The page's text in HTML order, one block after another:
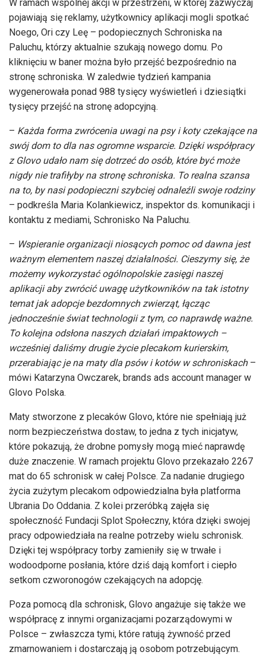
W ramach wspólnej akcji w przestrzeni, w której zazwyczaj
pojawiają się reklamy, użytkownicy aplikacji mogli spotkać
Noego, Ori czy Leę – podopiecznych Schroniska na
Paluchu, którzy aktualnie szukają nowego domu. Po
kliknięciu w baner można było przejść bezpośrednio na
stronę schroniska. W zaledwie tydzień kampania
wygenerowała ponad 988 tysięcy wyświetleń i dziesiątki
tysięcy przejść na stronę adopcyjną.
– Każda forma zwrócenia uwagi na psy i koty czekające na
swój dom to dla nas ogromne wsparcie. Dzięki współpracy
z Glovo udało nam się dotrzeć do osób, które być może
nigdy nie trafiłyby na stronę schroniska. To realna szansa
na to, by nasi podopieczni szybciej odnaleźli swoje rodziny
– podkreśla Maria Kolankiewicz, inspektor ds. komunikacji i
kontaktu z mediami, Schronisko Na Paluchu.
– Wspieranie organizacji niosących pomoc od dawna jest
ważnym elementem naszej działalności. Cieszymy się, że
możemy wykorzystać ogólnopolskie zasięgi naszej
aplikacji aby zwrócić uwagę użytkowników na tak istotny
temat jak adopcje bezdomnych zwierząt, łącząc
jednocześnie świat technologii z tym, co naprawdę ważne.
To kolejna odsłona naszych działań impaktowych –
wcześniej daliśmy drugie życie plecakom kurierskim,
przerabiając je na maty dla psów i kotów w schroniskach –
mówi Katarzyna Owczarek, brands ads account manager w
Glovo Polska.
Maty stworzone z plecaków Glovo, które nie spełniają już
norm bezpieczeństwa dostaw, to jedna z tych inicjatyw,
które pokazują, że drobne pomysły mogą mieć naprawdę
duże znaczenie. W ramach projektu Glovo przekazało 2267
mat do 65 schronisk w całej Polsce. Za nadanie drugiego
życia zużytym plecakom odpowiedzialna była platforma
Ubrania Do Oddania. Z kolei przeróbką zajęła się
społeczność Fundacji Splot Społeczny, która dzięki swojej
pracy odpowiedziała na realne potrzeby wielu schronisk.
Dzięki tej współpracy torby zamieniły się w trwałe i
wodoodporne posłania, które dziś dają komfort i ciepło
setkom czworonogów czekających na adopcję.
Poza pomocą dla schronisk, Glovo angażuje się także we
współpracę z innymi organizacjami pozarządowymi w
Polsce – zwłaszcza tymi, które ratują żywność przed
zmarnowaniem i dostarczają ją osobom potrzebującym.